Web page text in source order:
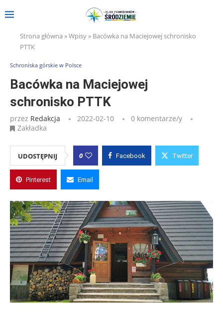
Strona główna »Wpisy» Bacówka na Maciejowej schronisko
PTTK
Schroniska górskie w Polsce
Bacówka na Maciejowej
schronisko PTTK
przez Redakcja 2022-02-10
0 komentarze/y
Zakładka
UDOSTĘPNIJ 0 Facebook Twitter
Pinterest Email